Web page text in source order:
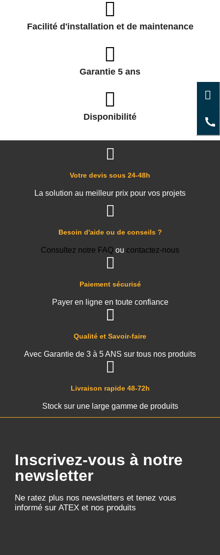
Facilité d'installation et de maintenance
Garantie 5 ans
Disponibilité
Livraison rapide 48-72h
Stock sur une large gamme de produits
Qualité et Savoir-faire
Avec Garantie de 3 à 5 ANS sur tous nos produits
Paiement sécurisé
Payer en ligne en toute confiance
Besoin d'aide ou de conseils ?
Consultez notre FAQ ou contactez-nous
Votre devis sous 24-48h
La solution au meilleur prix pour vos projets
Inscrivez-vous à notre
newsletter
Ne ratez plus nos newsletters et tenez vous
informé sur ATEX et nos produits